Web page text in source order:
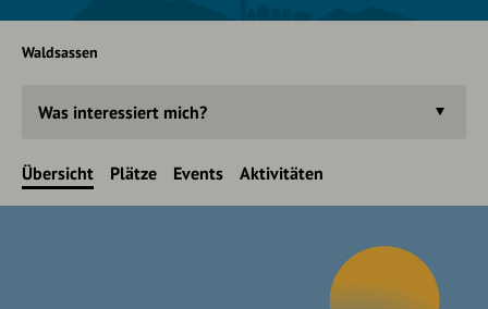
Waldsassen
Was interessiert mich?
Übersicht Plätze Events Aktivitäten